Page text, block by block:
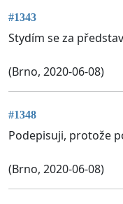
#1343
Stydím se za
(Brno, 2020-06-08)
#1348
Podepisuji, protože
(Brno, 2020-06-08)